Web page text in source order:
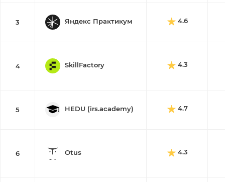
3 Яндекс Практикум 4.6
4 SkillFactory 4.3
5 HEDU (irs.academy) 4.7
6 Otus 4.3